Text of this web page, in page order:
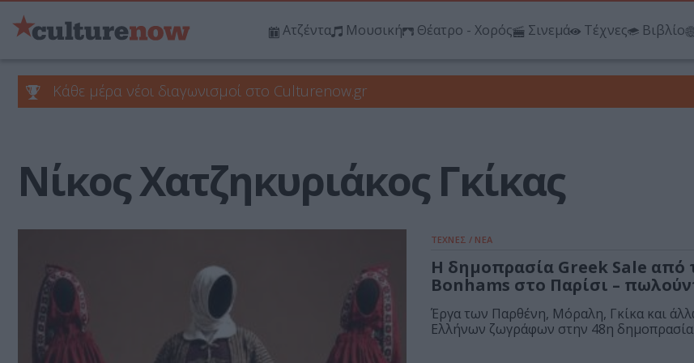
Ατζέντα Μουσική Θέατρο - Χορός Σινεμά Τέχνες Βιβλίο
Κάθε μέρα νέοι διαγωνισμοί στο Culturenow.gr
Νίκος Χατζηκυριάκος Γκίκας
ΤΕΧΝΕΣ / ΝΕΑ
Η δημοπρασία Greek Sale από
Bonhams στο Παρίσι –
Έργα των Παρθένη, Μόραλη, Γκίκα και
Ελλήνων ζωγράφων στην 48η δημοπρασία